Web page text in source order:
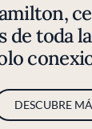
de toda
DESCUBRE